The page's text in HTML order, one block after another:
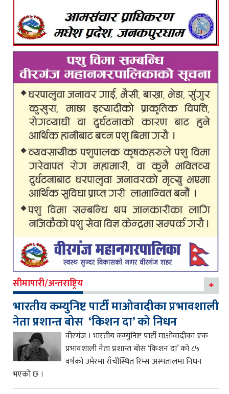
सीमापारी/अन्तराष्ट्रिय
भारतीय कम्युनिष्ट पार्टी माओवादीका प्रभावशाली
नेता प्रशान्त बोस ‘किशन दा’ को निधन
वीरगंज । भारतीय कम्युनिष्ट पार्टी माओवादीका एक
प्रभावशाली नेता प्रशान्त बोस ‘किशन दा’ को ८५
वर्षको उमेरमा राँचीस्थित रिम्स अस्पतालमा निधन
भएको छ ।